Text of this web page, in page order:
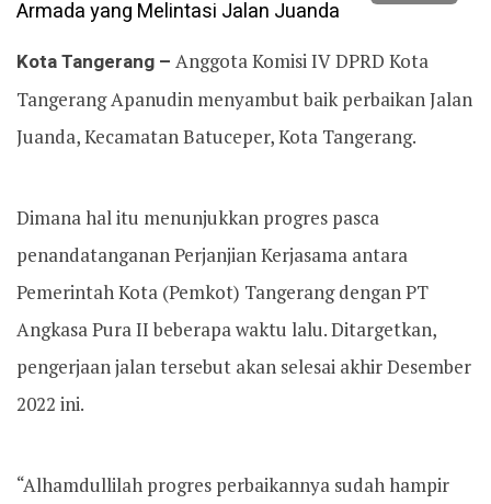
Kota Tangerang – Anggota Komisi IV DPRD Kota
Tangerang Apanudin menyambut baik perbaikan Jalan
Juanda, Kecamatan Batuceper, Kota Tangerang.
Dimana hal itu menunjukkan progres pasca
penandatanganan Perjanjian Kerjasama antara
Pemerintah Kota (Pemkot) Tangerang dengan PT
Angkasa Pura II beberapa waktu lalu. Ditargetkan,
pengerjaan jalan tersebut akan selesai akhir Desember
2022 ini.
“Alhamdullilah progres perbaikannya sudah hampir